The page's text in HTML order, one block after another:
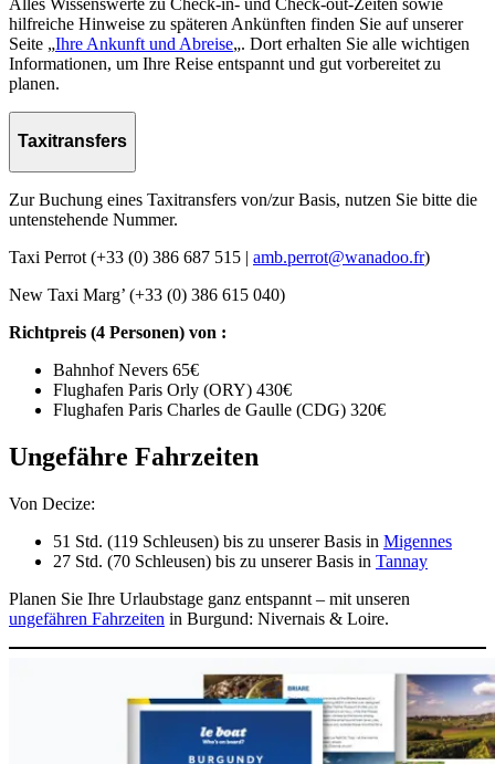
hilfreiche Hinweise zu späteren Ankünften finden Sie auf unserer
Seite „Ihre Ankunft und Abreise„. Dort erhalten Sie alle wichtigen
Informationen, um Ihre Reise entspannt und gut vorbereitet zu
planen.
Taxitransfers
Zur Buchung eines Taxitransfers von/zur Basis, nutzen Sie bitte die
untenstehende Nummer.
Taxi Perrot (+33 (0) 386 687 515 | amb.perrot@wanadoo.fr)
New Taxi Marg’ (+33 (0) 386 615 040)
Richtpreis (4 Personen) von :
Bahnhof Nevers 65€
Flughafen Paris Orly (ORY) 430€
Flughafen Paris Charles de Gaulle (CDG) 320€
Ungefähre Fahrzeiten
Von Decize:
51 Std. (119 Schleusen) bis zu unserer Basis in Migennes
27 Std. (70 Schleusen) bis zu unserer Basis in Tannay
Planen Sie Ihre Urlaubstage ganz entspannt – mit unseren
ungefähren Fahrzeiten in Burgund: Nivernais & Loire.